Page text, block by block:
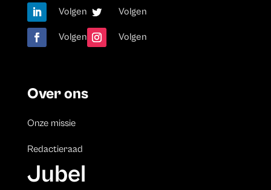
Volgen Volgen
Volgen Volgen
Over ons
Onze missie
Redactieraad
Jubel